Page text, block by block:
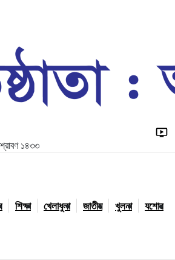
১৪৩৩
শিক্ষা খেলাধুলা জাতীয় খুলনা যশোর